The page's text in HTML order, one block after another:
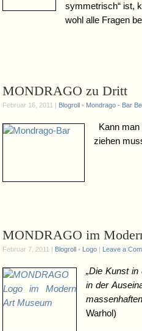
symmetrisch“ ist,
wohl alle Fragen
MONDRAGO zu Dritt
Februar 16, 2011 | Blogroll • Mondrago - Bar
Kann
ziehen
MONDRAGO im
Februar 7, 2011 | Blogroll • Logo | Leave a
„Die Kunst
in der
Warhol)